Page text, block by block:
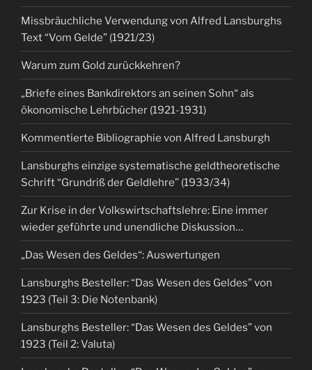
Missbräuchliche Verwendung von Alfred Lansburghs
Text “Vom Gelde” (1921/23)
Warum zum Gold zurückkehren?
„Briefe eines Bankdirektors an seinen Sohn“ als
ökonomische Lehrbücher (1921-1931)
Kommentierte Bibliographie von Alfred Lansburgh
Lansburghs einzige systematische geldtheoretische
Schrift “Grundriß der Geldlehre” (1933/34)
Zur Krise in der Volkswirtschaftslehre: Eine immer
wieder geführte und unendliche Diskussion…
„Das Wesen des Geldes“: Auswertungen
Lansburghs Besteller: “Das Wesen des Geldes” von
1923 (Teil 3: Die Notenbank)
Lansburghs Besteller: “Das Wesen des Geldes” von
1923 (Teil 2: Valuta)